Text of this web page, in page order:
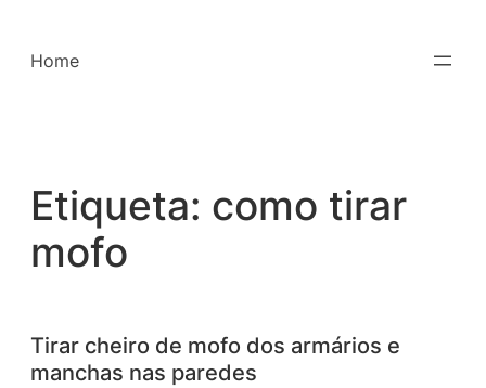
para
Home
Etiqueta: como tirar
mofo
Tirar cheiro de mofo dos armários e
manchas nas paredes